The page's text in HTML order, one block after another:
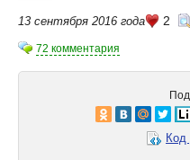
13 сентября 2016 года 2
72 комментария
Код